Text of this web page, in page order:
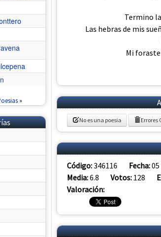
»
Termino
Las hebras de mis
Mi
No es una poesia Errores
Código:346116 Fecha:
Media:6.8 Votos: 128
Valoración: